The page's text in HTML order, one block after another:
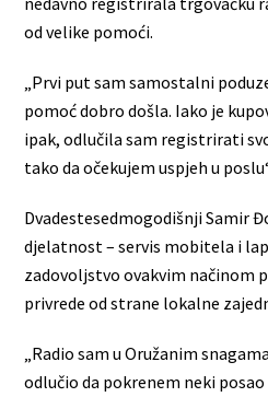
od velike pomoći.
„Prvi put sam samostalni
pomoć dobro došla. Iako je
ipak, odlučila sam registrirati
tako da očekujem uspjeh u
Dvadestesedmogodišnji Samir
djelatnost – servis mobitela i
zadovoljstvo ovakvim načinom
privrede od strane lokalne
„Radio sam u Oružanim
odlučio da pokrenem neki posao